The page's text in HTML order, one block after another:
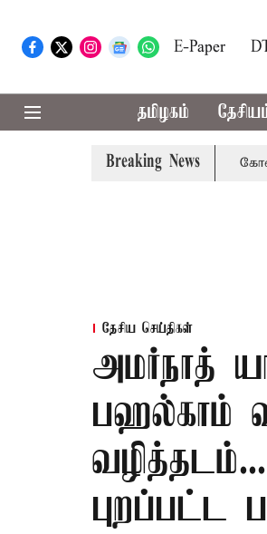
E-Paper
தமிழகம்
Breaking News
வாபஸ் பெற்றார் சங்கீதா கோவை,
தேசிய செய்திகள்
அமர்நாத்
பஹல்காம்
புறப்பட்ட